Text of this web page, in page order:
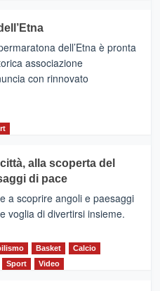
dell’Etna è pronta
associazione
con rinnovato
alla scoperta del
di pace
a scoprire angoli e paesaggi
voglia di divertirsi insieme.
Basket
Calcio
Sport Video